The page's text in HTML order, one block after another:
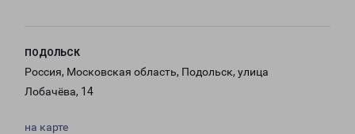
ПОДОЛЬСК
Россия, Московская область, Подольск, улица
Лобачёва, 14
на карте